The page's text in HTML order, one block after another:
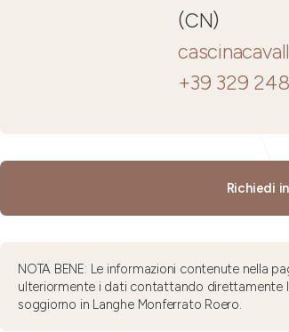
(CN)
+39 329
Richiedi
NOTA BENE: Le informazioni contenute nella
ulteriormente i dati contattando direttamente
soggiorno in Langhe Monferrato Roero.